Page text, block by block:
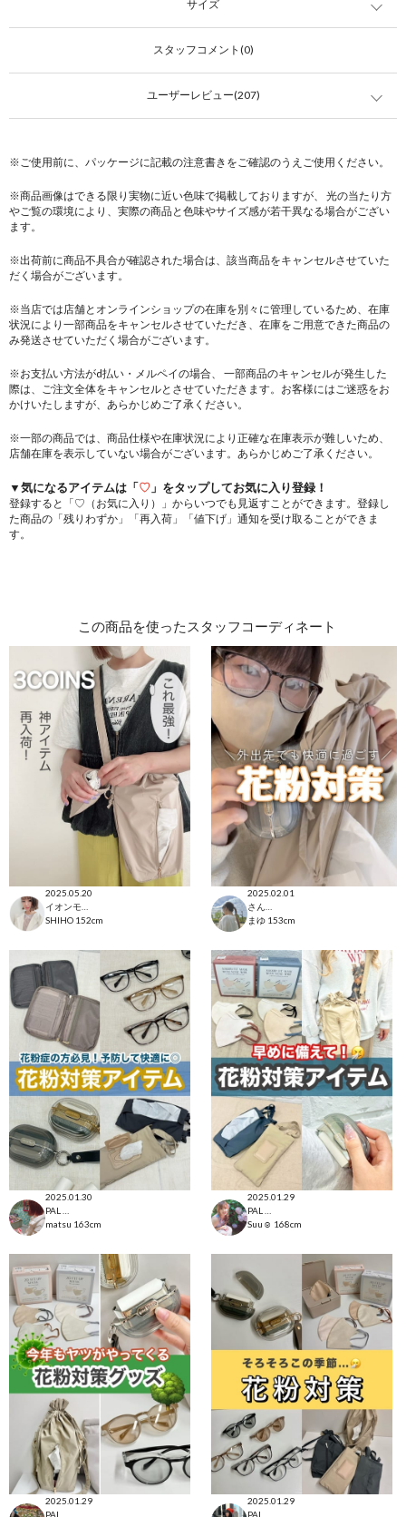
サイズ
スタッフコメント(0)
ユーザーレビュー(207)
※ご使用前に、パッケージに記載の注意書きをご確認のうえご使用ください。
※商品画像はできる限り実物に近い色味で掲載しておりますが、 光の当たり方
やご覧の環境により、実際の商品と色味やサイズ感が若干異なる場合がござい
ます。
※出荷前に商品不具合が確認された場合は、該当商品をキャンセルさせていた
だく場合がございます。
※当店では店舗とオンラインショップの在庫を別々に管理しているため、在庫
状況により一部商品をキャンセルさせていただき、在庫をご用意できた商品の
み発送させていただく場合がございます。
※お支払い方法がd払い・メルペイの場合、 一部商品のキャンセルが発生した
際は、ご注文全体をキャンセルとさせていただきます。お客様にはご迷惑をお
かけいたしますが、あらかじめご了承ください。
※一部の商品では、商品仕様や在庫状況により正確な在庫表示が難しいため、
店舗在庫を表示していない場合がございます。あらかじめご了承ください。
▼気になるアイテムは「♡ 」をタップしてお気に入り登録！
登録すると「♡（お気に入り）」からいつでも見返すことができます。登録し
た商品の「残りわずか」「再入荷」「値下げ」通知を受け取ることができま
す。
この商品を使ったスタッフコーディネート
2025.05.20
SHIHO 152cm
2025.02.01
まゆ 153cm
2025.01.30
matsu 163cm
2025.01.29
Suu☺︎ 168cm
2025.01.29
2025.01.29